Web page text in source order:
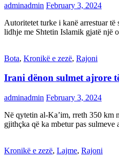
adminadmin February 3, 2024
Autoritetet turke i kanë arrestuar të
lidhje me Shtetin Islamik gjatë një
Bota, Kronikë e zezë, Rajoni
Irani dënon sulmet ajrore
adminadmin February 3, 2024
Në qytetin al-Ka’im, rreth 350 km
gjithçka që ka mbetur pas
Kronikë e zezë, Lajme, Rajoni